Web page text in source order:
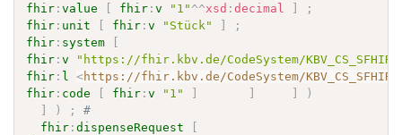
fhir :value fhir :v "1" ^^xsd :decimal
;
fhir : unit fhir :v "Stück"
;
fhir : system
fhir :v
"https://fhir.kbv.de/CodeSystem/
fhir : l <https://fhir.kbv.de/CodeSystem/
fhir : code fhir :v "1"
)
) ;
#
fhir :dispenseRequest